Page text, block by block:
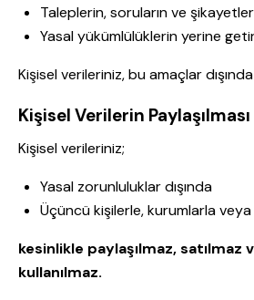
Taleplerin, soruların ve
Yasal yükümlülüklerin yerine
Kişisel verileriniz, bu amaçlar
Kişisel Verilerin Paylaşılması
Kişisel verileriniz;
Yasal zorunluluklar dışında
Üçüncü kişilerle, kurumlarla
kesinlikle paylaşılmaz, satılmaz
kullanılmaz.